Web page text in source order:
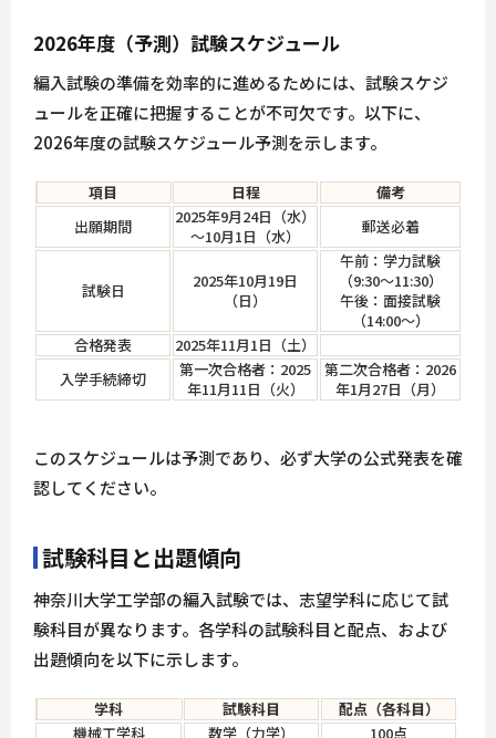
2026年度（予測）試験スケジュール
編入試験の準備を効率的に進めるためには、試験スケジ
ュールを正確に把握することが不可欠です。以下に、
2026年度の試験スケジュール予測を示します。
項目 日程
備考
出願期間
2025年9月24日（水）
～10月1日（水）
郵送必着
試験日
2025年10月19日
（日）
午前：学力試験
（9:30～11:30）
午後：面接試験
（14:00～）
合格発表
2025年11月1日（土）
入学手続締切
第一次合格者：2025
年11月11日（火）
第二次合格者：2026
年1月27日（月）
このスケジュールは予測であり、必ず大学の公式発表を確
認してください。
試験科目と出題傾向
神奈川大学工学部の編入試験では、志望学科に応じて試
験科目が異なります。各学科の試験科目と配点、および
出題傾向を以下に示します。
学科 試験科目
配点（各科目）
機械工学科
数学（力学）
100点